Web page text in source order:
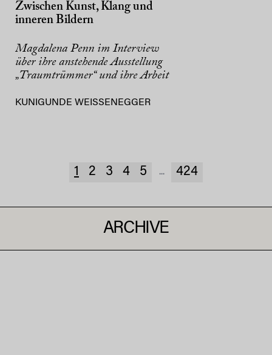
Zwischen Kunst, Klang und
inneren Bildern
Magdalena Penn im Interview
über ihre anstehende Ausstellung
„Traumtrümmer“ und ihre Arbeit
KUNIGUNDE WEISSENEGGER
1 2 3 4 5 ... 424
ARCHIVE